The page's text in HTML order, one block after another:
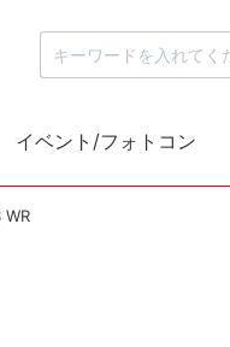
イベント/フォトコン